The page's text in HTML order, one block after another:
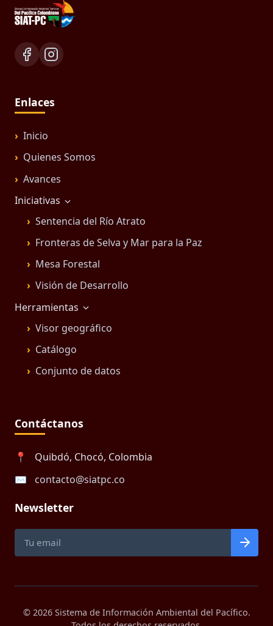
Enlaces
Inicio
Quienes Somos
Avances
Iniciativas
Sentencia del Río Atrato
Fronteras de Selva y Mar para la Paz
Mesa Forestal
Visión de Desarrollo
Herramientas
Visor geográfico
Catálogo
Conjunto de datos
Contáctanos
📍
Quibdó, Chocó, Colombia
✉️
contacto@siatpc.co
Newsletter
© 2026 Sistema de Información Ambiental del Pacífico.